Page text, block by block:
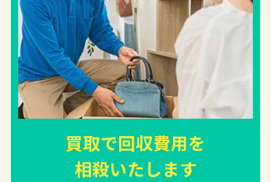
買取で回収費用を
相殺いたします